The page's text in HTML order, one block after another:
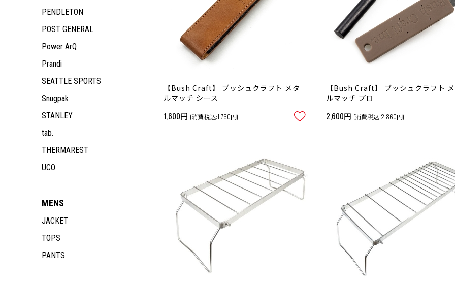
PANTS
TOPS
PANTS
TOPS
JACKET
PANTS
ALL ITEM
TOPS
PANTS
OUTDOOR GEAR
ALL ITEM
ALL ITEM
JACKET
TOPS
WOMEN
ALL ITEM
JACKET
PANTS
KIDS
ALL ITEM
TOPS
PANTS
OUTDOOR GEAR
PENDLETON
POST GENERAL
Power ArQ
Prandi
SEATTLE SPORTS
Snugpak
STANLEY
tab.
THERMAREST
UCO
MENS
JACKET
TOPS
PANTS
【Bush Craft】 ブッシュクラフト メタ
ルマッチ シース
1,600円 (消費税込:1,760円)
【Bush Craft】 ブッシュクラフト
ルマッチ プロ
2,600円 (消費税込:2,860円)